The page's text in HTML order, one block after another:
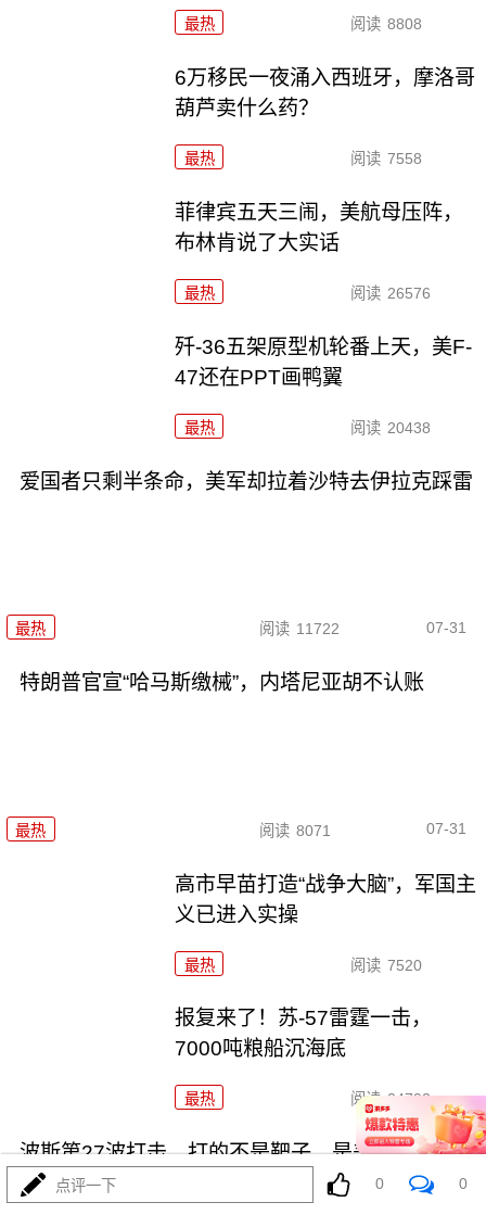
最热 阅读 8808
6万移民一夜涌入西班牙，摩洛哥
葫芦卖什么药？
最热 阅读 7558
菲律宾五天三闹，美航母压阵，
布林肯说了大实话
最热 阅读 26576
歼-36五架原型机轮番上天，美F-
47还在PPT画鸭翼
最热 阅读 20438
爱国者只剩半条命，美军却拉着沙特去伊拉克踩雷
最热 阅读 11722 07-31
特朗普官宣“哈马斯缴械”，内塔尼亚胡不认账
最热 阅读 8071 07-31
高市早苗打造“战争大脑”，军国主
义已进入实操
最热 阅读 7520
报复来了！苏-57雷霆一击，
7000吨粮船沉海底
最热 阅读 24792
波斯第27波打击，打的不是靶子，是美利坚命门
点评一下 0 0